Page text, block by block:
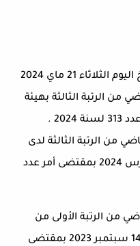
وفق ما ورد في الرائد الرسمي بتاريخ اليوم الثلاثاء 21 ماي 2024
من الرتبة الثالثة بهيئة
.
من الرتبة الثالثة لدى
هيئة السوق المالية ابتداء من 1 مارس 2024 بمقتضى أمر عدد
من الرتبة الأولى من
جديد على عدم المباشرة ابتداء من 14 سبتمبر 2023 بمقتضى